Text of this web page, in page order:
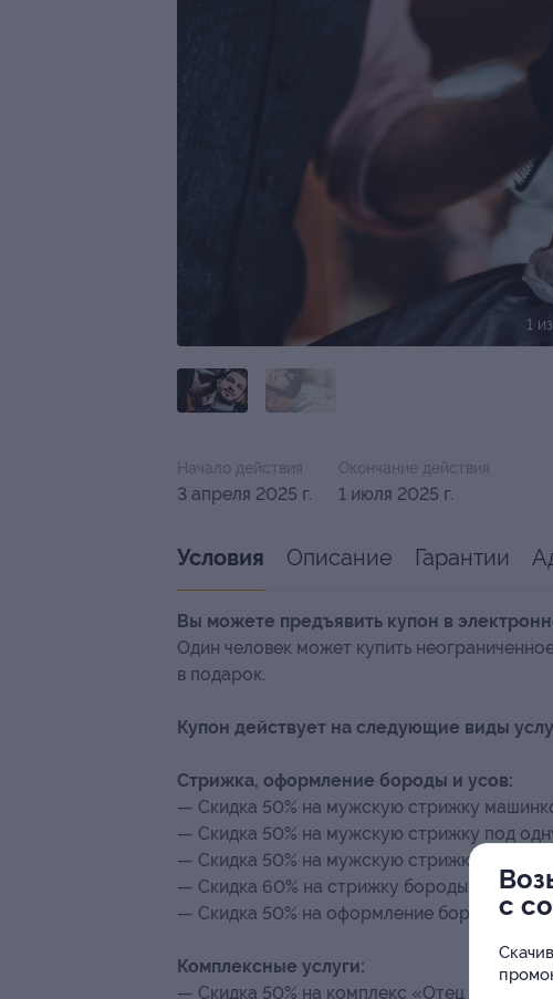
1
Начало действия
3 апреля 2025 г.
Окончание действия
1 июля 2025 г.
Условия Описание Гарантии
Вы можете предъявить купон в
Один человек может купить
в подарок.
Купон действует на следующие виды
Стрижка, оформление бороды и усов:
— Скидка 50% на мужскую стрижку
— Скидка 50% на мужскую стрижку под
— Скидка 50% на мужскую стрижку
— Скидка 60% на стрижку бороды и усов
— Скидка 50% на оформление бороды (650
Комплексные услуги:
— Скидка 50% на комплекс «Отец + сын»
с